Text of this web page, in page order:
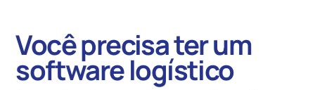
Você precisa ter um
software logístico